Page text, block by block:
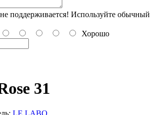
поддерживается! Используйте обычный
Хорошо
31
LE LABO